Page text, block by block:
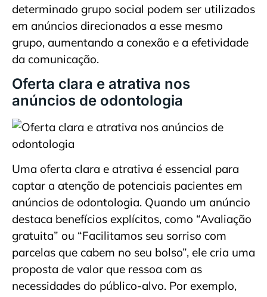
determinado grupo social podem ser utilizados
em anúncios direcionados a esse mesmo
grupo, aumentando a conexão e a efetividade
da comunicação.
Oferta clara e atrativa nos
anúncios de odontologia
Uma oferta clara e atrativa é essencial para
captar a atenção de potenciais pacientes em
anúncios de odontologia. Quando um anúncio
destaca benefícios explícitos, como “Avaliação
gratuita” ou “Facilitamos seu sorriso com
parcelas que cabem no seu bolso”, ele cria uma
proposta de valor que ressoa com as
necessidades do público-alvo. Por exemplo,